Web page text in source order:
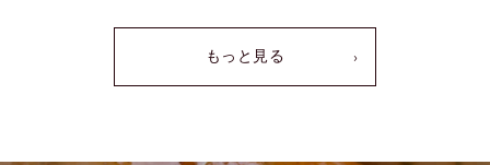
格
もっと見る ›